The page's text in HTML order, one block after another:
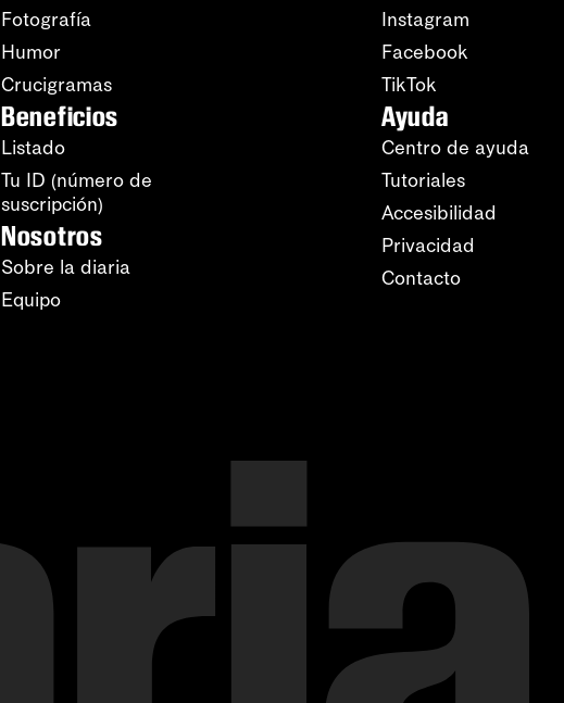
Fotografía
Humor
Crucigramas
Beneficios
Listado
Tu ID (número de
suscripción)
Nosotros
Sobre la diaria
Equipo
Instagram
Facebook
TikTok
Ayuda
Centro de ayuda
Tutoriales
Accesibilidad
Privacidad
Contacto